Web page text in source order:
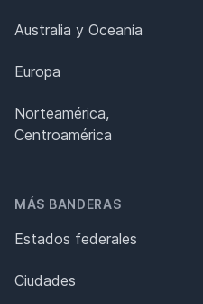
Australia y Oceanía
Europa
Norteamérica,
Centroamérica
MÁS BANDERAS
Estados federales
Ciudades